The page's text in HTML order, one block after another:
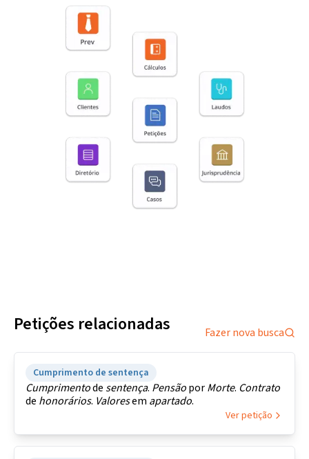
Petições relacionadas Fazer nova busca
Cumprimento de sentença
Cumprimentode sentença. PensãoporMorte. Contrato
de honorários. Valoresem apartado.
Ver petição